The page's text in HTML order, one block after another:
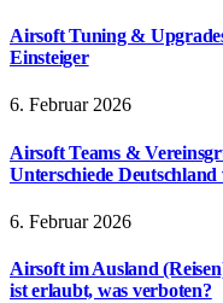
Airsoft Tuning &
Einsteiger
6. Februar 2026
Airsoft Teams &
Unterschiede Deutschland
6. Februar 2026
Airsoft im Ausland
ist erlaubt, was verboten?